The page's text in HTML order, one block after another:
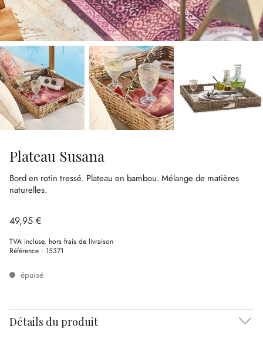
Plateau Susana
Bord en rotin tressé. Plateau en bambou. Mélange de matières
naturelles.
49,95 €
TVA incluse, hors frais de livraison
Référence : 15371
épuisé
Détails du produit